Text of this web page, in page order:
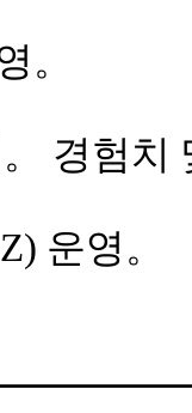
。
경험치
운영。